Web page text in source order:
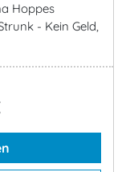
Hoppes
- Kein Geld,